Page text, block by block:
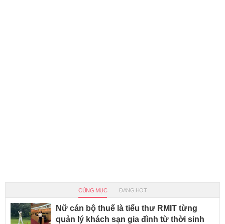
CÙNG MỤC ĐANG HOT
Nữ cán bộ thuế là tiểu thư RMIT từng
quản lý khách sạn gia đình từ thời sinh